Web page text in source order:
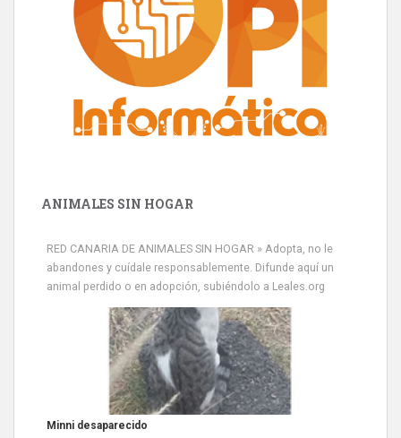
ANIMALES SIN HOGAR
RED CANARIA DE ANIMALES SIN HOGAR » Adopta, no le
abandones y cuídale responsablemente. Difunde aquí un
animal perdido o en adopción, subiéndolo a Leales.org
Siami Perdida